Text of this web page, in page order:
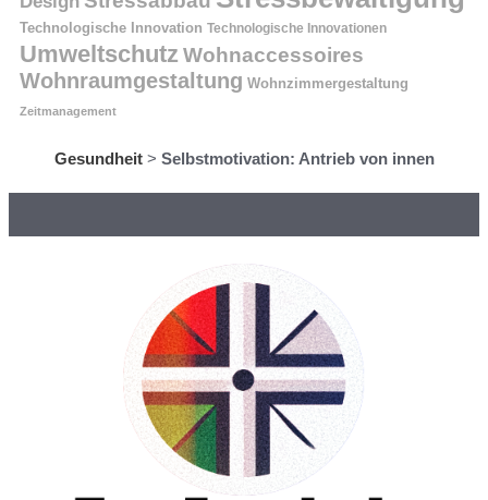
Technologische Innovation Technologische Innovationen
Umweltschutz Wohnaccessoires
Wohnraumgestaltung Wohnzimmergestaltung
Zeitmanagement
Gesundheit> Selbstmotivation: Antrieb von innen